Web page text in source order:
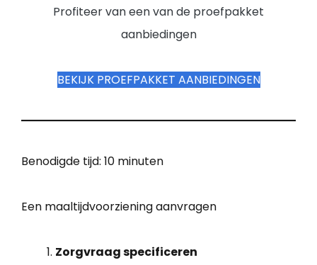
Profiteer van een van de proefpakket
aanbiedingen
BEKIJK PROEFPAKKET AANBIEDINGEN
Benodigde tijd: 10 minuten
Een maaltijdvoorziening aanvragen
Zorgvraag specificeren